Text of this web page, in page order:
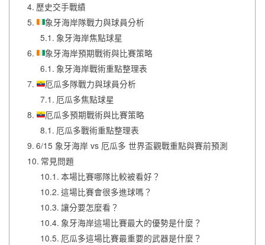
歷史交手戰績
象牙海岸隊戰力與球員分析
象牙海岸焦點球星
象牙海岸預期戰術與比賽策略
象牙海岸戰術重點整理表
厄瓜多隊戰力與球員分析
厄瓜多焦點球星
厄瓜多預期戰術與比賽策略
厄瓜多戰術重點整理表
6/15 象牙海岸 vs 厄瓜多 世界盃觀戰重點與賽前預測
常見問題
本場比賽哪隊比較被看好？
這場比賽會很多進球嗎？
讓分要怎麼看？
象牙海岸這場比賽最大的優勢是什麼？
厄瓜多這場比賽最重要的武器是什麼？